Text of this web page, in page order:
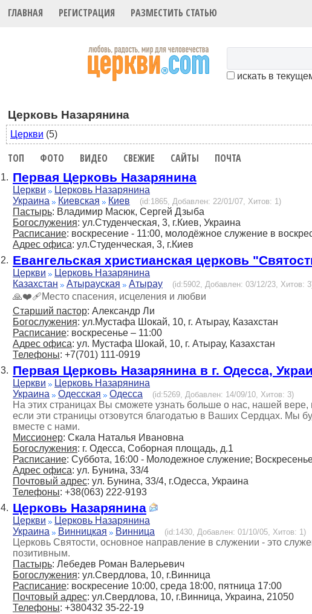
ГЛАВНАЯ РЕГИСТРАЦИЯ РАЗМЕСТИТЬ СТАТЬЮ
искать в
Церковь Назарянина
Церкви (5)
ТОП ФОТО ВИДЕО СВЕЖИЕ САЙТЫ ПОЧТА
1. Первая Церковь Назарянина
Церкви
Церковь Назарянина
Украина
Киевская Киев (id:1865, Добавлен: 22/01/07, Хитов: 1)
Пастырь: Владимир Масюк, Сергей Дзыба
Богослужения: ул.Студенческая, 3, г.Киев, Украина
Расписание: воскресение - 11:00, молодёжное служение в
Адрес офиса: ул.Студенческая, 3, г.Киев
2. Евангельская христианская церковь
Церкви
Церковь Назарянина
Казахстан
Атырауская Атырау (id:5902, Добавлен: 03/12/23, Хитов:
🙏❤️‍🩹Место спасения, исцеления и любви
Старший пастор: Александр Ли
Богослужения: ул.Мустафа Шокай, 10, г. Атырау, Казахстан
Расписание: воскресенье – 11:00
Адрес офиса: ул. Мустафа Шокай, 10, г. Атырау, Казахстан
Телефоны: +7(701) 111-0919
3. Первая Церковь Назарянина в г. Одесса,
Церкви
Церковь Назарянина
Украина
Одесская Одесса (id:5269, Добавлен: 14/09/10, Хитов: 3)
На этих страницах Вы сможете узнать больше о нас, нашей
если эти страницы отзовутся благодатью в Ваших Сердцах. Мы
вместе с нами.
Миссионер: Скала Наталья Ивановна
Богослужения: г. Одесса, Соборная площадь, д.1
Расписание: Суббота, 16:00 - Молодежное служение;
Адрес офиса: ул. Бунина, 33/4
Почтовый адрес: ул. Бунина, 33/4, г.Одесса, Украина
Телефоны: +38(063) 222-9193
4. Церковь Назарянина
Церкви
Церковь Назарянина
Украина
Винницкая Винница (id:1430, Добавлен: 01/10/05, Хитов: 1)
Церковь Святости, основное направление в служении - это
позитивным.
Пастырь: Лебедев Роман Валерьевич
Богослужения: ул.Свердлова, 10, г.Винница
Расписание: воскресение 10:00, среда 18:00, пятница 17:00
Почтовый адрес: ул.Свердлова, 10, г.Винница, Украина, 21050
Телефоны: +380432 35-22-19